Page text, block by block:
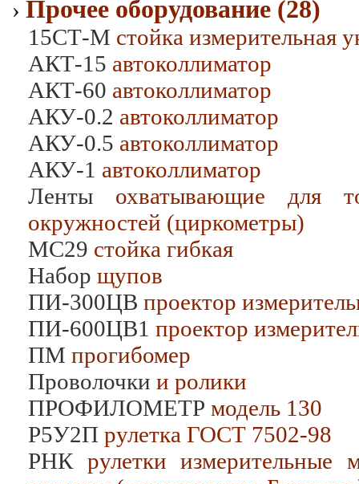
› Прочее оборудование (28)
15СТ-М стойка измерительная
АКТ-15 автоколлиматор
АКТ-60 автоколлиматор
АКУ-0.2 автоколлиматор
АКУ-0.5 автоколлиматор
АКУ-1 автоколлиматор
Ленты охватывающие для
окружностей (циркометры)
МС29 стойка гибкая
Набор щупов
ПИ-300ЦВ проектор
ПИ-600ЦВ1 проектор
ПМ прогибомер
Проволочки и ролики
ПРОФИЛОМЕТР модель 130
Р5У2П рулетка ГОСТ 7502-98
РНК рулетки измерительные